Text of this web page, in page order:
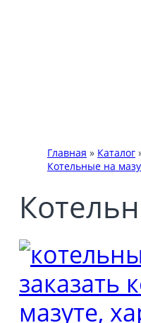
Главная » Каталог
Котельные на